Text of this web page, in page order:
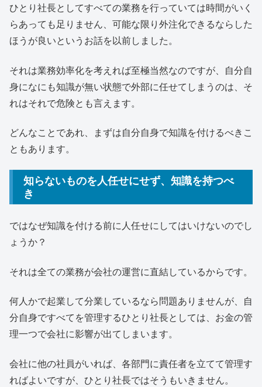
ひとり社長としてすべての業務を行っていては時間がいく
らあっても足りません、可能な限り外注化できるならした
ほうが良いというお話を以前しました。
それは業務効率化を考えれば至極当然なのですが、自分自
身になにも知識が無い状態で外部に任せてしまうのは、そ
れはそれで危険とも言えます。
どんなことであれ、まずは自分自身で知識を付けるべきこ
ともあります。
知らないものを人任せにせず、知識を持つべ
き
ではなぜ知識を付ける前に人任せにしてはいけないのでし
ょうか？
それは全ての業務が会社の運営に直結しているからです。
何人かで起業して分業しているなら問題ありませんが、自
分自身ですべてを管理するひとり社長としては、お金の管
理一つで会社に影響が出てしまいます。
会社に他の社員がいれば、各部門に責任者を立てて管理す
ればよいですが、ひとり社長ではそうもいきません。